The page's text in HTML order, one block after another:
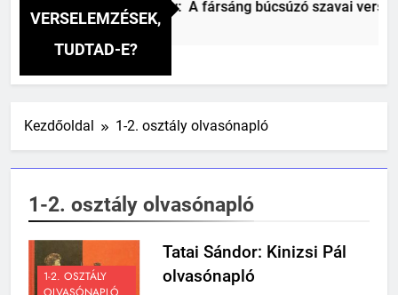
VERSELEMZÉSEK,
TUDTAD-E?
Csokonai Vitéz Mihály: A fársáng búcsúzó szavai
2 Nap Ezelőtt
Kezdőoldal 1-2. osztály olvasónapló
1-2. osztály olvasónapló
1-2. OSZTÁLY
Tatai Sándor: Kinizsi Pál
olvasónapló